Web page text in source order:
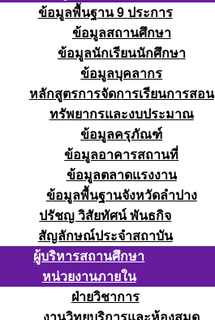
ข้อมูลพื้นฐาน 9 ประการ
ข้อมูลสถานศึกษา
ข้อมูลนักเรียนนักศึกษา
ข้อมูลบุคลากร
หลักสูตรการจัดการเรียนการสอน
ทรัพยากรและงบประมาณ
ข้อมูลครุภัณฑ์
ข้อมูลอาคารสถานที่
ข้อมูลตลาดแรงงาน
ข้อมูลพื้นฐานจังหวัดลำปาง
ปรัชญ วิสัยทัศน์ พันธกิจ
สัญลักษณ์ประจำสถาบัน
ผู้บริหารสถานศึกษา
หน่วยงานภายใน
ฝ่ายวิชาการ
งานวิทยบริการและห้องสมุด